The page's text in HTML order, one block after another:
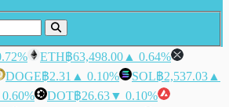
ETH฿63,498.00 ▲ 0.64%
DOGE฿2.31 ▲ 0.10% SOL฿2,537.03 ▲
DOT฿26.63▼ 0.10%